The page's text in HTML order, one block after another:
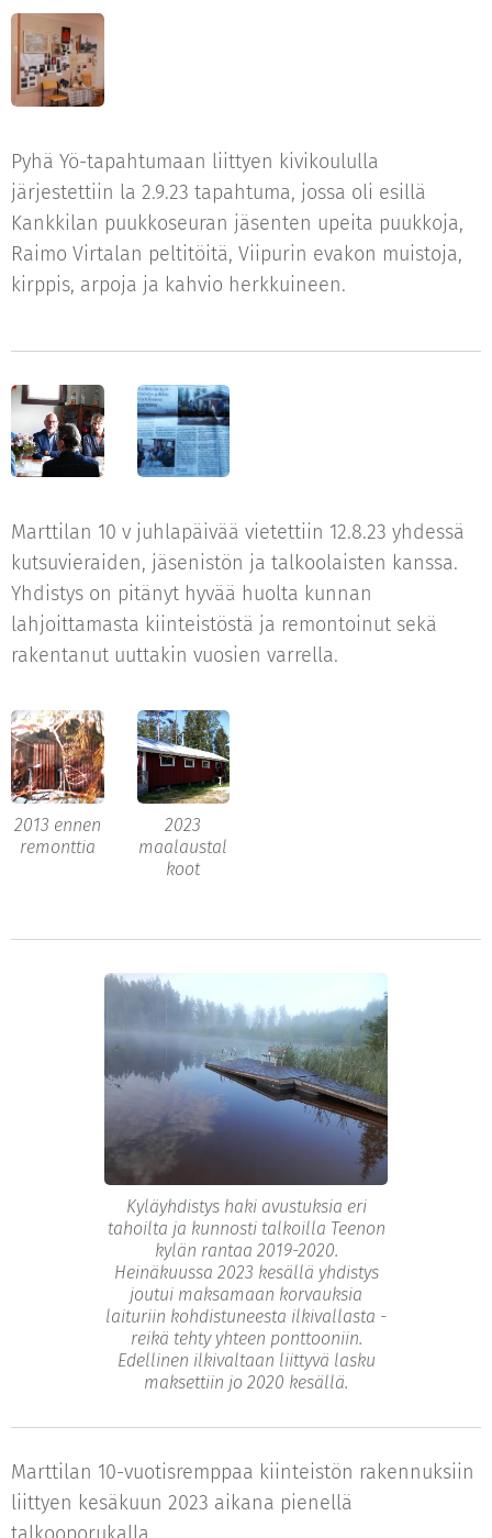
Pyhä Yö-tapahtumaan liittyen kivikoululla
järjestettiin la 2.9.23 tapahtuma, jossa oli esillä
Kankkilan puukkoseuran jäsenten upeita puukkoja,
Raimo Virtalan peltitöitä, Viipurin evakon muistoja,
kirppis, arpoja ja kahvio herkkuineen.
Marttilan 10 v juhlapäivää vietettiin 12.8.23 yhdessä
kutsuvieraiden, jäsenistön ja talkoolaisten kanssa.
Yhdistys on pitänyt hyvää huolta kunnan
lahjoittamasta kiinteistöstä ja remontoinut sekä
rakentanut uuttakin vuosien varrella.
2013 ennen
remonttia
2023
maalaustal
koot
Kyläyhdistys haki avustuksia eri
tahoilta ja kunnosti talkoilla Teenon
kylän rantaa 2019-2020.
Heinäkuussa 2023 kesällä yhdistys
joutui maksamaan korvauksia
laituriin kohdistuneesta ilkivallasta -
reikä tehty yhteen ponttooniin.
Edellinen ilkivaltaan liittyvä lasku
maksettiin jo 2020 kesällä.
Marttilan 10-vuotisremppaa kiinteistön rakennuksiin
liittyen kesäkuun 2023 aikana pienellä